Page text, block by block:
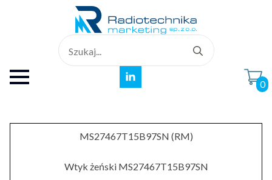
for:
0
MS27467T15B97SN (RM)
Wtyk żeński MS27467T15B97SN